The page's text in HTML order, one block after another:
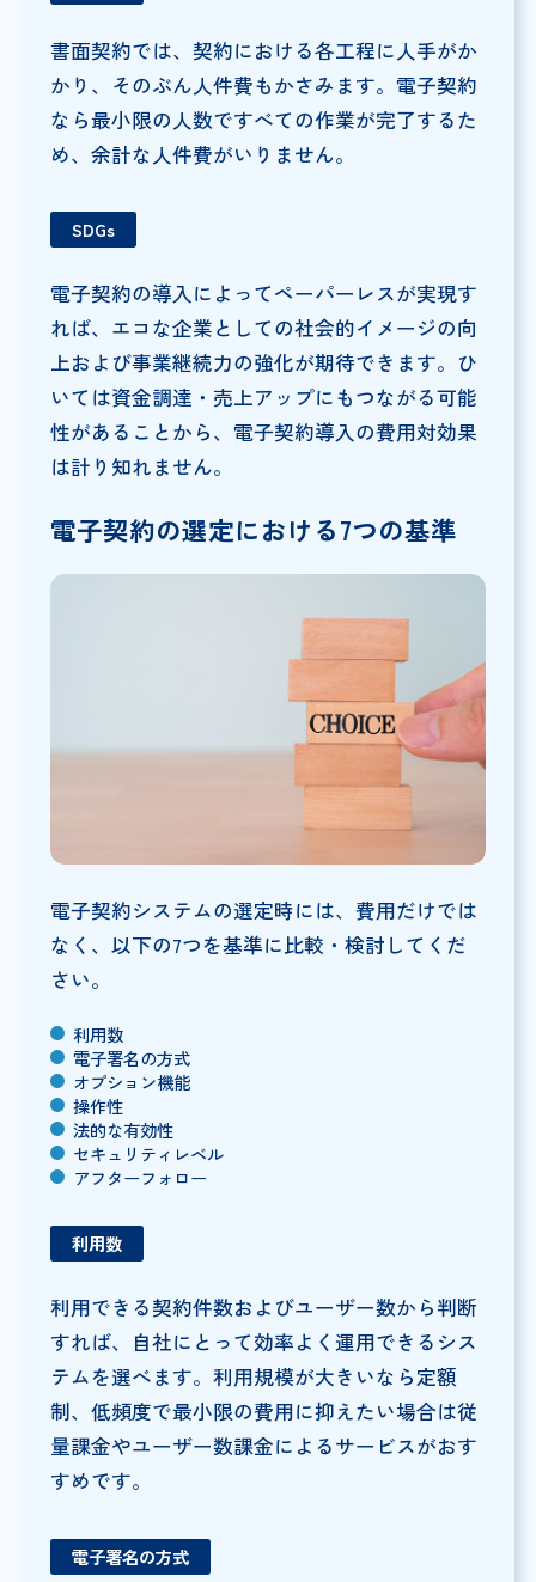
書面契約では、契約における各工程に人手がか
かり、そのぶん人件費もかさみます。電子契約
なら最小限の人数ですべての作業が完了するた
め、余計な人件費がいりません。
SDGs
電子契約の導入によってペーパーレスが実現す
れば、エコな企業としての社会的イメージの向
上および事業継続力の強化が期待できます。ひ
いては資金調達・売上アップにもつながる可能
性があることから、電子契約導入の費用対効果
は計り知れません。
電子契約の選定における7つの基準
電子契約システムの選定時には、費用だけでは
なく、以下の7つを基準に比較・検討してくだ
さい。
利用数
電子署名の方式
オプション機能
操作性
法的な有効性
セキュリティレベル
アフターフォロー
利用数
利用できる契約件数およびユーザー数から判断
すれば、自社にとって効率よく運用できるシス
テムを選べます。利用規模が大きいなら定額
制、低頻度で最小限の費用に抑えたい場合は従
量課金やユーザー数課金によるサービスがおす
すめです。
電子署名の方式